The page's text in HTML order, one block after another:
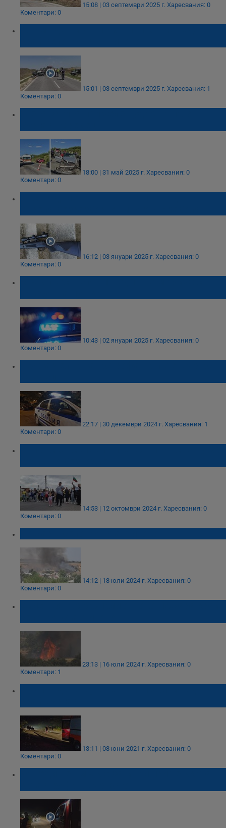
15:08 | 03 септември 2025 г. Харесвания: 0
Коментари: 0
15:01 | 03 септември 2025 г. Харесвания: 1
Коментари: 0
18:00 | 31 май 2025 г. Харесвания: 0
Коментари: 0
16:12 | 03 януари 2025 г. Харесвания: 0
Коментари: 0
10:43 | 02 януари 2025 г. Харесвания: 0
Коментари: 0
22:17 | 30 декември 2024 г. Харесвания: 1
Коментари: 0
14:53 | 12 октомври 2024 г. Харесвания: 0
Коментари: 0
14:12 | 18 юли 2024 г. Харесвания: 0
Коментари: 0
23:13 | 16 юли 2024 г. Харесвания: 0
Коментари: 1
13:11 | 08 юни 2021 г. Харесвания: 0
Коментари: 0